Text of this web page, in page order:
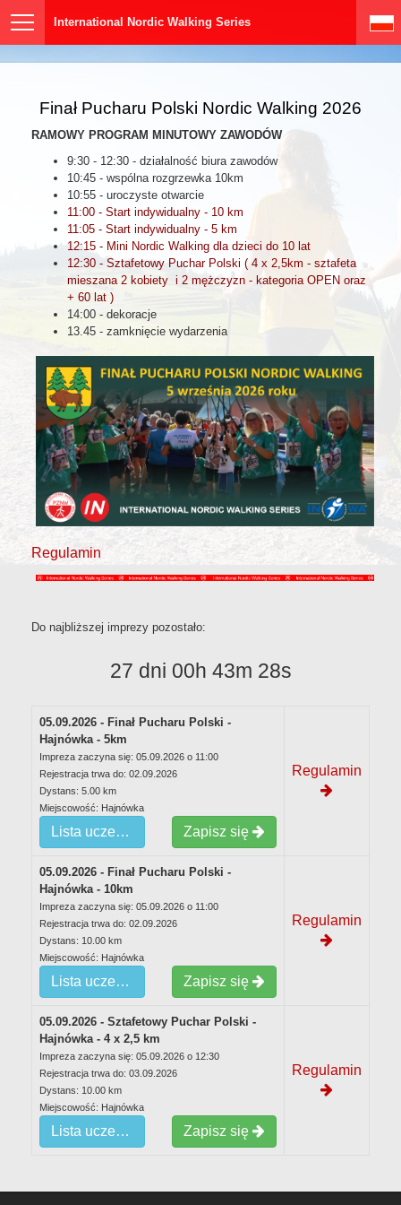
International Nordic Walking Series
Finał Pucharu Polski Nordic Walking 2026
RAMOWY PROGRAM MINUTOWY ZAWODÓW
9:30 - 12:30 - działalność biura zawodów
10:45 - wspólna rozgrzewka 10km
10:55 - uroczyste otwarcie
11:00 - Start indywidualny - 10 km
11:05 - Start indywidualny - 5 km
12:15 - Mini Nordic Walking dla dzieci do 10 lat
12:30 - Sztafetowy Puchar Polski ( 4 x 2,5km - sztafeta
mieszana 2 kobiety i 2 mężczyzn - kategoria OPEN oraz
+ 60 lat )
14:00 - dekoracje
13.45 - zamknięcie wydarzenia
Regulamin
Do najbliższej imprezy pozostało:
27 dni 00h 43m 28s
05.09.2026 - Finał Pucharu Polski -
Hajnówka - 5km
Impreza zaczyna się: 05.09.2026 o 11:00
Rejestracja trwa do: 02.09.2026
Dystans: 5.00 km
Miejscowość: Hajnówka
Lista uczestników Zapisz się
Regulamin
05.09.2026 - Finał Pucharu Polski -
Hajnówka - 10km
Impreza zaczyna się: 05.09.2026 o 11:00
Rejestracja trwa do: 02.09.2026
Dystans: 10.00 km
Miejscowość: Hajnówka
Lista uczestników Zapisz się
Regulamin
05.09.2026 - Sztafetowy Puchar Polski -
Hajnówka - 4 x 2,5 km
Impreza zaczyna się: 05.09.2026 o 12:30
Rejestracja trwa do: 03.09.2026
Dystans: 10.00 km
Miejscowość: Hajnówka
Lista uczestników Zapisz się
Regulamin